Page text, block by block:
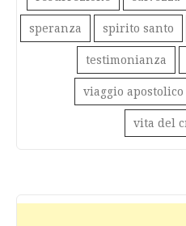
speranza spirito santo
testimonianza
viaggio apostolico
vita del